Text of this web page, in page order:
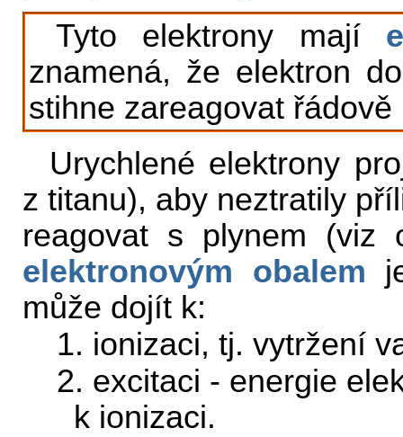
Tyto elektrony mají
znamená, že elektron
stihne zareagovat řádově
Urychlené elektrony
z titanu), aby neztratily
reagovat s plynem (viz
elektronovým obalem
může dojít k:
1. ionizaci, tj. vytržení
2. excitaci - energie
k ionizaci.